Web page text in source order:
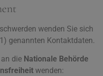
wenden Sie sich
genannten Kontaktdaten.
die Nationale Behörde
wenden: